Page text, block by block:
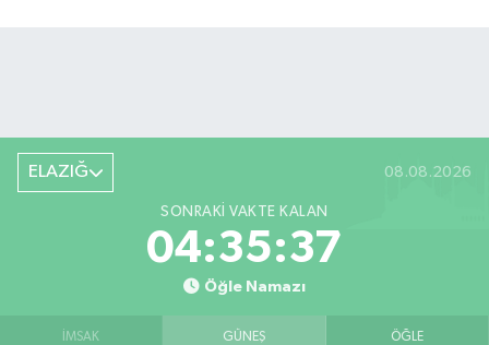
ELAZIĞ 08.08.2026
SONRAKI VAKTE KALAN
04:35:36
Öğle Namazı
İMSAK GÜNEŞ ÖĞLE